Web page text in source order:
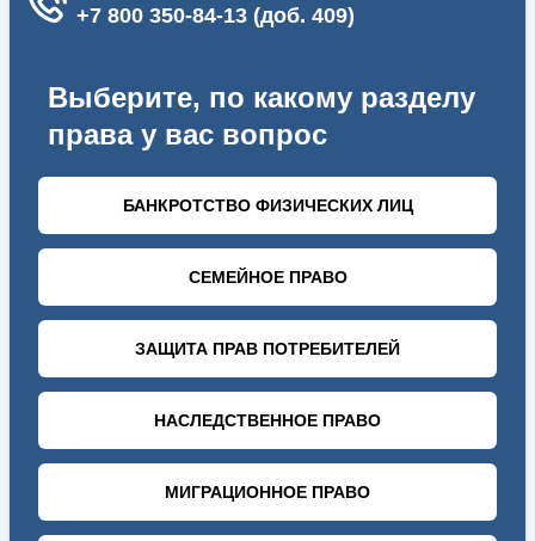
три месяца по решениям Высшей
коллегия выносит одно из следующих решений:
об ущемлении со стороны судьи прав сторон на
о компенсации стороне за затягивание процесса.
Таким образом, даже если подобные решения
выносятся нечасто, они имеют большое значение.
Любое отстранение для такого должностного лица не
только временное лишение, но и пятно на чести, которое
может поставить не только его последующие решения
под сомнение, но и предыдущие.
Жалоба на судью